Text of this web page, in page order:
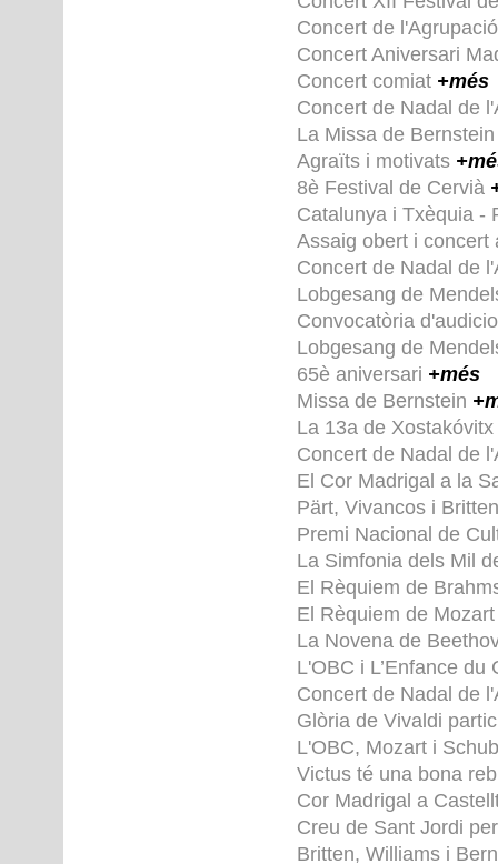
Concert de
Concert Aniversari
Concert comiat +més
Concert de Nadal de
La Missa de
Agraïts i motivats
8è Festival de Cervià
Catalunya i Txèquia -
Assaig obert i
Concert de Nadal de
Lobgesang de
Convocatòria
Lobgesang de
65è aniversari +més
Missa de Bernstein
La 13a de Xostakóvitx
Concert de Nadal de
El Cor Madrigal a la
Pärt, Vivancos i
Premi Nacional de
La Simfonia dels Mil
El Rèquiem de
El Rèquiem de
La Novena de
L'OBC i L’Enfance
Concert de Nadal de
Glòria de Vivaldi
L'OBC, Mozart i
Victus té una bona
Cor Madrigal a
Creu de Sant Jordi
Britten, Williams i